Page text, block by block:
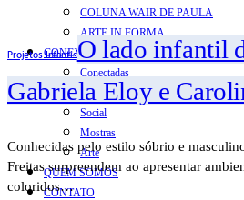
COLUNA WAIR DE PAULA
ARTE.IN.FORMA
CONEXÕES
Conectadas
Notas
Social
Mostras
Arte
QUEM SOMOS
CONTATO
Projetos InfantisO lado infantil
Gabriela Eloy e
Conhecidas pelo estilo sóbrio e
Freitas surpreendem ao apresentar
coloridos…